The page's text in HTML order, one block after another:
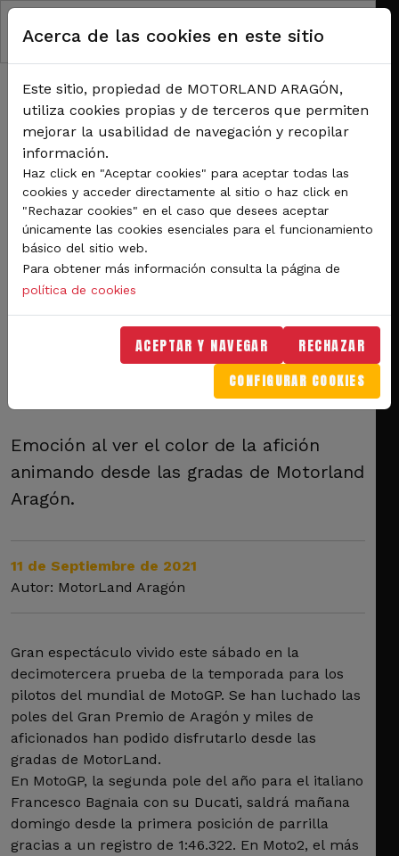
Pasar al contenido principal
RUTA DE NAVEGACIÓN
Francesco Bagnaia, Sam Lowes y Darryn Binder se llevan las poles del sábado
en el Gran Premio TISSOT de MotoGP.
Francesco Bagnaia, Sam
Lowes y Darryn Binder se
llevan las poles del
sábado en el Gran Premio
TISSOT de MotoGP.
Emoción al ver el color de la afición
animando desde las gradas de Motorland
Aragón.
11 de Septiembre de 2021
Autor: MotorLand Aragón
Gran espectáculo vivido este sábado en la
decimotercera prueba de la temporada para los
pilotos del mundial de MotoGP. Se han luchado las
poles del Gran Premio de Aragón y miles de
aficionados han podido disfrutarlo desde las
gradas de MotorLand.
En MotoGP, la segunda pole del año para el italiano
Francesco Bagnaia con su Ducati, saldrá mañana
domingo desde la primera posición de parrilla
gracias a un registro de 1:46.322. En Moto2, el más
Acerca de las cookies en este sitio
Este sitio, propiedad de MOTORLAND ARAGÓN,
utiliza cookies propias y de terceros que permiten
mejorar la usabilidad de navegación y recopilar
información.
Haz click en "Aceptar cookies" para aceptar todas las
cookies y acceder directamente al sitio o haz click en
"Rechazar cookies" en el caso que desees aceptar
únicamente las cookies esenciales para el funcionamiento
básico del sitio web.
Para obtener más información consulta la página de
política de cookies
ACEPTAR Y NAVEGAR RECHAZAR
CONFIGURAR COOKIES